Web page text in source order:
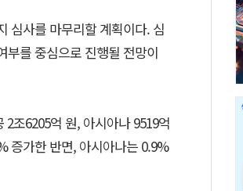
심사를 마무리할 계획이다. 심
부를 중심으로 진행될 전망이
조6205억 원, 아시아나 9519억
증가한 반면, 아시아나는 0.9%